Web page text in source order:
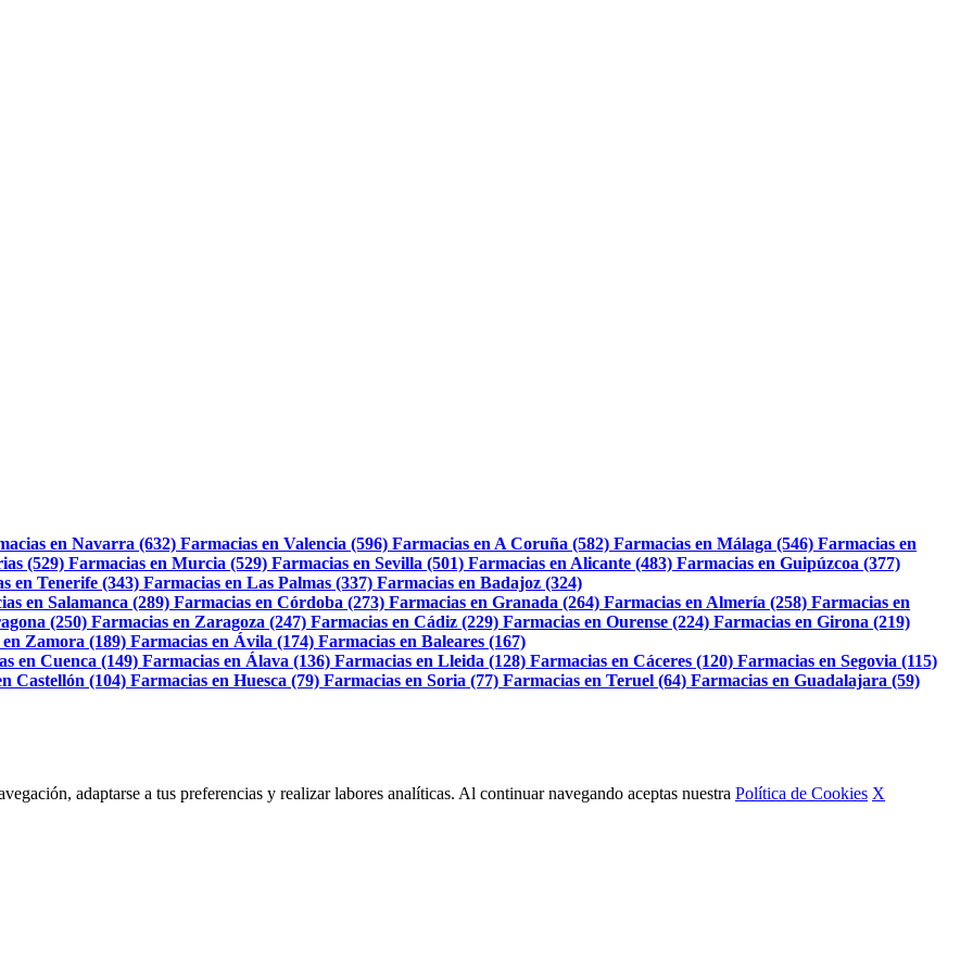
en Navarra (632) Farmacias en Valencia (596) Farmacias en A Coruña (582) Farmacias en Málaga (546) Farmacias en
(529) Farmacias en Murcia (529) Farmacias en Sevilla (501) Farmacias en Alicante (483) Farmacias en Guipúzcoa (377)
en Tenerife (343) Farmacias en Las Palmas (337) Farmacias en Badajoz (324)
en Salamanca (289) Farmacias en Córdoba (273) Farmacias en Granada (264) Farmacias en Almería (258) Farmacias en
(250) Farmacias en Zaragoza (247) Farmacias en Cádiz (229) Farmacias en Ourense (224) Farmacias en Girona (219)
Zamora (189) Farmacias en Ávila (174) Farmacias en Baleares (167)
en Cuenca (149) Farmacias en Álava (136) Farmacias en Lleida (128) Farmacias en Cáceres (120) Farmacias en Segovia (115)
Castellón (104) Farmacias en Huesca (79) Farmacias en Soria (77) Farmacias en Teruel (64) Farmacias en Guadalajara (59)
adaptarse a tus preferencias y realizar labores analíticas. Al continuar navegando aceptas nuestra Política de Cookies X